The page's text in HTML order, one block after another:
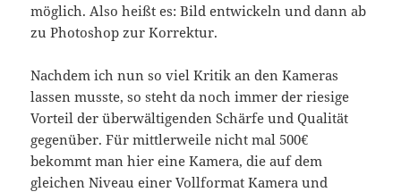
möglich. Also heißt es: Bild entwickeln und dann ab
zu Photoshop zur Korrektur.
Nachdem ich nun so viel Kritik an den Kameras
lassen musste, so steht da noch immer der riesige
Vorteil der überwältigenden Schärfe und Qualität
gegenüber. Für mittlerweile nicht mal 500€
bekommt man hier eine Kamera, die auf dem
gleichen Niveau einer Vollformat Kamera und